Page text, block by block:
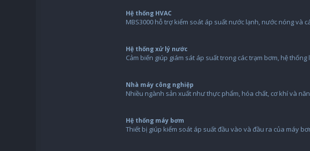
Hệ thống HVAC
MBS3000 hỗ trợ kiểm soát áp suất nước lạnh, nước nóng và
Hệ thống xử lý nước
Cảm biến giúp giám sát áp suất trong các trạm bơm, hệ
Nhà máy công nghiệp
Nhiều ngành sản xuất như thực phẩm, hóa chất, cơ khí và
Hệ thống máy bơm
Thiết bị giúp kiểm soát áp suất đầu vào và đầu ra của máy